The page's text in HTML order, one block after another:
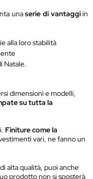
unaserie di vantaggiin
alla loro stabilità
Natale.
dimensioni e modelli,
su tutta la
Finiture come la
vari, ne fanno un
alta qualità, puoi anche
prodotto non si sposterà